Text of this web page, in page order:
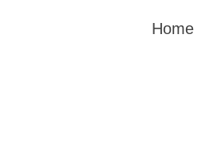
Home